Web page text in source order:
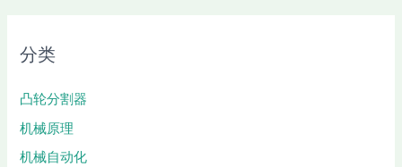
分类
凸轮分割器
机械原理
机械自动化